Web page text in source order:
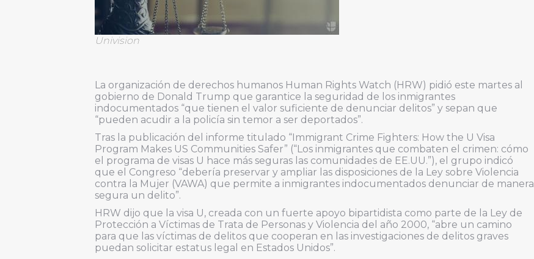
Univision
La organización de derechos humanos Human Rights Watch (HRW) pidió este martes al
gobierno de Donald Trump que garantice la seguridad de los inmigrantes
indocumentados “que tienen el valor suficiente de denunciar delitos” y sepan que
“pueden acudir a la policía sin temor a ser deportados”.
Tras la publicación del informe titulado “Immigrant Crime Fighters: How the U Visa
Program Makes US Communities Safer” (“Los inmigrantes que combaten el crimen: cómo
el programa de visas U hace más seguras las comunidades de EE.UU.”), el grupo indicó
que el Congreso “debería preservar y ampliar las disposiciones de la Ley sobre Violencia
contra la Mujer (VAWA) que permite a inmigrantes indocumentados denunciar de manera
segura un delito”.
HRW dijo que la visa U, creada con un fuerte apoyo bipartidista como parte de la Ley de
Protección a Víctimas de Trata de Personas y Violencia del año 2000, “abre un camino
para que las víctimas de delitos que cooperan en las investigaciones de delitos graves
puedan solicitar estatus legal en Estados Unidos”.